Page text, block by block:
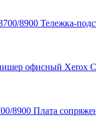
Тележка-
офисный Xerox
Плата